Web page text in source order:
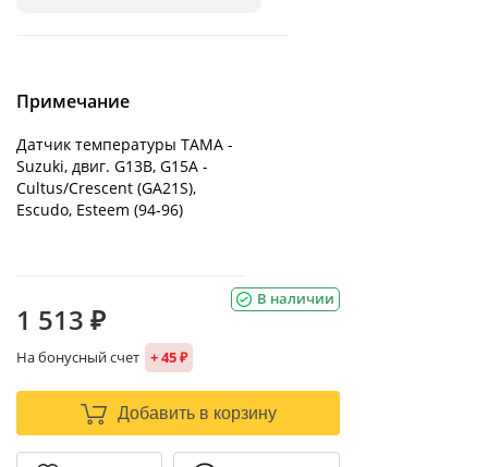
Примечание
Датчик температуры ТАМА -
Suzuki, двиг. G13B, G15A -
Cultus/Crescent (GA21S),
Escudo, Esteem (94-96)
В наличии
1 513 ₽
На бонусный счет + 45 ₽
Добавить в корзину